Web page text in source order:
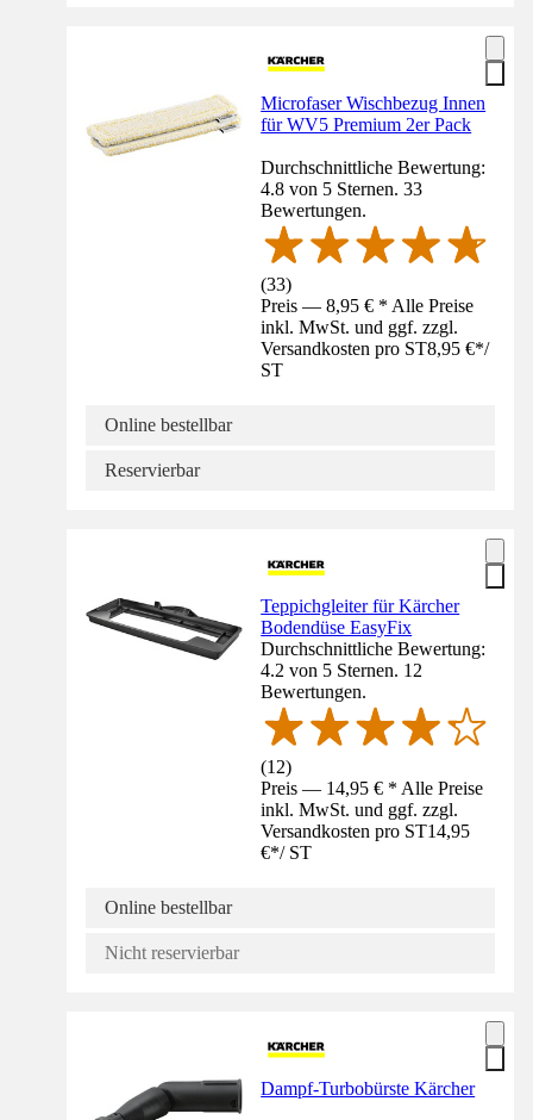
Microfaser Wischbezug Innen
für WV5 Premium 2er Pack
Durchschnittliche Bewertung:
4.8 von 5 Sternen. 33
Bewertungen.
(33)
Preis — 8,95 € * Alle Preise
inkl. MwSt. und ggf. zzgl.
Versandkosten pro ST8,95 €*/
ST
Online bestellbar
Reservierbar
Teppichgleiter für Kärcher
Bodendüse EasyFix
Durchschnittliche Bewertung:
4.2 von 5 Sternen. 12
Bewertungen.
(12)
Preis — 14,95 € * Alle Preise
inkl. MwSt. und ggf. zzgl.
Versandkosten pro ST14,95
€*/ ST
Online bestellbar
Nicht reservierbar
Dampf-Turbobürste Kärcher